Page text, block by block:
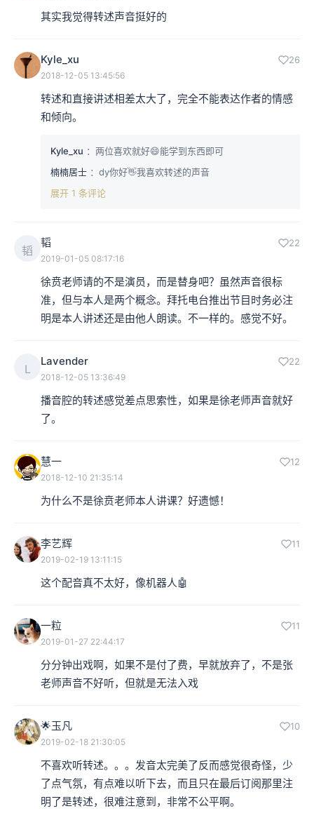
其实我觉得转述声音挺好的
Kyle_xu 26
2018-12-05 13:45:56
转述和直接讲述相差太大了，完全不能表达作者的情感
和倾向。
Kyle_xu ：两位喜欢就好😄能学到东西即可
楠楠居士 ：dy你好👋我喜欢转述的声音
展开 1 条评论
韬
韬 22
2019-01-05 08:17:16
徐贲老师请的不是演员，而是替身吧？虽然声音很标
准，但与本人是两个概念。拜托电台推出节目时务必注
明是本人讲述还是由他人朗读。不一样的。感觉不好。
L
Lavender 22
2018-12-05 13:36:49
播音腔的转述感觉差点思索性，如果是徐老师声音就好
了。
慧一 12
2018-12-10 21:35:14
为什么不是徐贲老师本人讲课？好遗憾！
李艺辉 11
2019-02-19 13:11:15
这个配音真不太好，像机器人🤖️
一粒 11
2019-01-27 22:44:17
分分钟出戏啊，如果不是付了费，早就放弃了，不是张
老师声音不好听，但就是无法入戏
🌟玉凡 10
2019-02-18 21:30:05
不喜欢听转述。。。发音太完美了反而感觉很奇怪，少
了点气氛，有点难以听下去，而且只在最后订阅那里注
明了是转述，很难注意到，非常不公平啊。